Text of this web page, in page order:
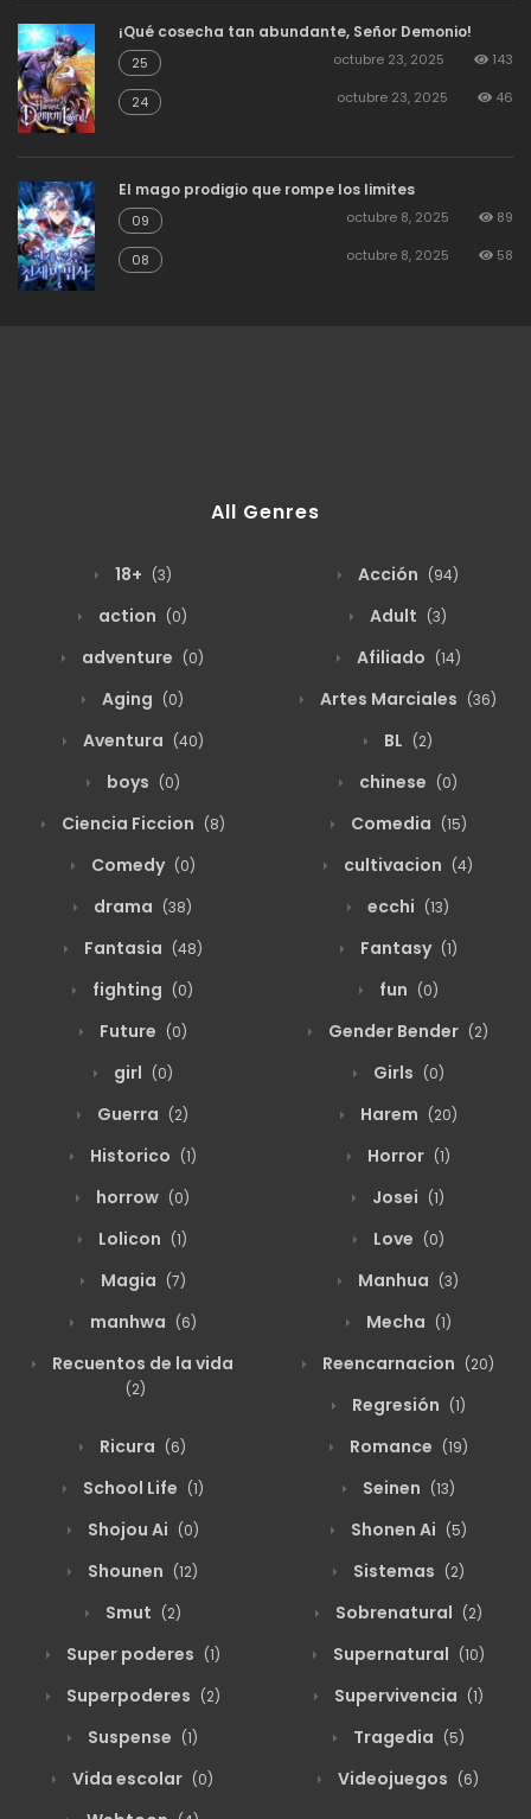
¡Qué cosecha tan abundante, Señor Demonio!
25 octubre 23, 2025 143
24 octubre 23, 2025 46
El mago prodigio que rompe los limites
09 octubre 8, 2025 89
08 octubre 8, 2025 58
All Genres
18+ (3) Acción (94)
action (0) Adult (3)
adventure (0) Afiliado (14)
Aging (0) Artes Marciales (36)
Aventura (40) BL (2)
boys (0) chinese (0)
Ciencia Ficcion (8) Comedia (15)
Comedy (0) cultivacion (4)
drama (38) ecchi (13)
Fantasia (48) Fantasy (1)
fighting (0) fun (0)
Future (0) Gender Bender (2)
girl (0) Girls (0)
Guerra (2) Harem (20)
Historico (1) Horror (1)
horrow (0) Josei (1)
Lolicon (1) Love (0)
Magia (7) Manhua (3)
manhwa (6) Mecha (1)
Recuentos de la vida
(2)
Reencarnacion (20)
Regresión (1)
Ricura (6) Romance (19)
School Life (1) Seinen (13)
Shojou Ai (0) Shonen Ai (5)
Shounen (12) Sistemas (2)
Smut (2) Sobrenatural (2)
Super poderes (1) Supernatural (10)
Superpoderes (2) Supervivencia (1)
Suspense (1) Tragedia (5)
Vida escolar (0) Videojuegos (6)